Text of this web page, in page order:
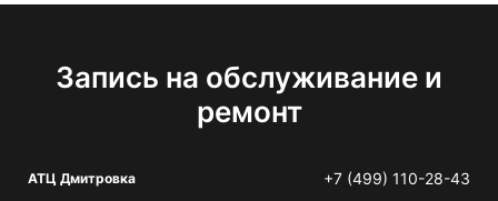
Запись на обслуживание и
ремонт
АТЦ Дмитровка +7 (499) 110-28-43